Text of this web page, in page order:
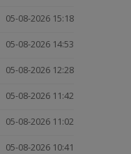
05-08-2026 15:18
05-08-2026 14:53
05-08-2026 12:28
05-08-2026 11:42
05-08-2026 11:02
05-08-2026 10:41